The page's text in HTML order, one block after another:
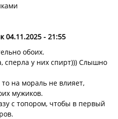
04.11.2025 - 21:55
обоих.
сперла у них спирт))) Слышно
то на мораль не влияет,
мужиков.
с топором, чтобы в первый